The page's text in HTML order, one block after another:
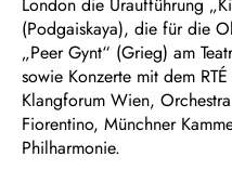
(Podgaiskaya), die für die
„Peer Gynt“ (Grieg) am
sowie Konzerte mit dem
Klangforum Wien,
Fiorentino, Münchner
Philharmonie.